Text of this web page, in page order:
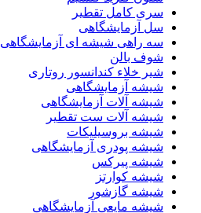
سری کامل تقطیر
سل آزمایشگاهی
سه راهی شیشه ای آزمایشگاهی
شوف بالن
شیر خلاء کندانسور روتاری
شیشه آزمایشگاهی
شیشه آلات آزمایشگاهی
شیشه آلات ست تقطیر
شیشه بروسیلیکات
شیشه پودری آزمایشگاهی
شیشه پیرکس
شیشه کوارتز
شیشه گازشور
شیشه مایعی آزمایشگاهی